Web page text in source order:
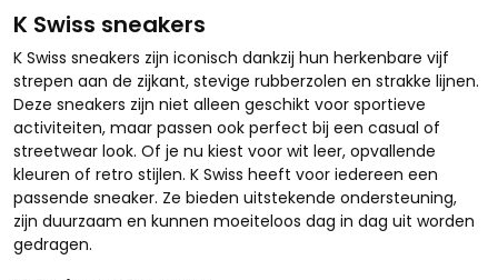
K Swiss sneakers
K Swiss sneakers zijn iconisch dankzij hun herkenbare vijf
strepen aan de zijkant, stevige rubberzolen en strakke lijnen.
Deze sneakers zijn niet alleen geschikt voor sportieve
activiteiten, maar passen ook perfect bij een casual of
streetwear look. Of je nu kiest voor wit leer, opvallende
kleuren of retro stijlen. K Swiss heeft voor iedereen een
passende sneaker. Ze bieden uitstekende ondersteuning,
zijn duurzaam en kunnen moeiteloos dag in dag uit worden
gedragen.